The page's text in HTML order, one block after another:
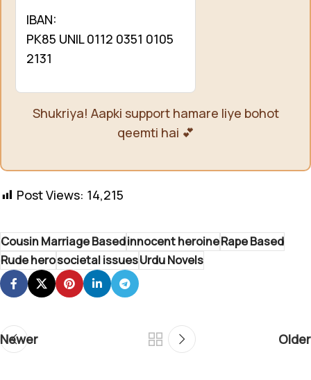
IBAN:
PK85 UNIL 0112 0351 0105
2131
Shukriya! Aapki support hamare liye bohot
qeemti hai 💕
Post Views: 14,215
Cousin Marriage Basedinnocent heroineRape Based
Rude herosocietal issuesUrdu Novels
Newer Older